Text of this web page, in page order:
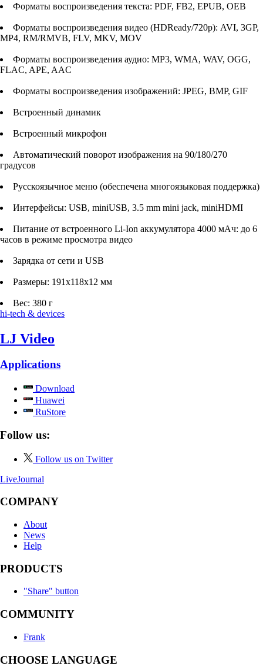
Форматы воспроизведения текста: PDF, FB2, EPUB, OEB
Форматы воспроизведения видео (HDReady/720p): AVI, 3GP,
MP4, RM/RMVB, FLV, MKV, MOV
Форматы воспроизведения аудио: MP3, WMA, WAV, OGG,
FLAC, APE, AAC
Форматы воспроизведения изображений: JPEG, BMP, GIF
Встроенный динамик
Встроенный микрофон
Автоматический поворот изображения на 90/180/270
градусов
Русскоязычное меню (обеспечена многоязыковая поддержка)
Интерфейсы: USB, miniUSB, 3.5 mm mini jack, miniHDMI
Питание от встроенного Li-Ion аккумулятора 4000 мАч: до 6
часов в режиме просмотра видео
Зарядка от сети и USB
Размеры: 191x118х12 мм
Вес: 380 г
hi-tech & devices
LJ Video
Applications
Download
Huawei
RuStore
Follow us:
Follow us on Twitter
LiveJournal
COMPANY
About
News
Help
PRODUCTS
"Share" button
COMMUNITY
Frank
CHOOSE LANGUAGE